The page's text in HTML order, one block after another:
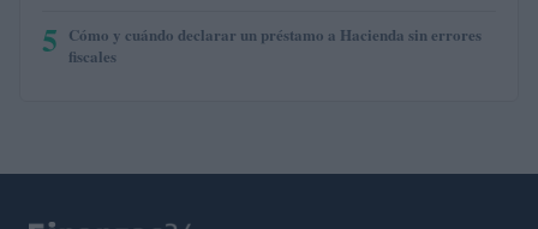
5 Cómo y cuándo declarar un préstamo a Hacienda sin errores
fiscales